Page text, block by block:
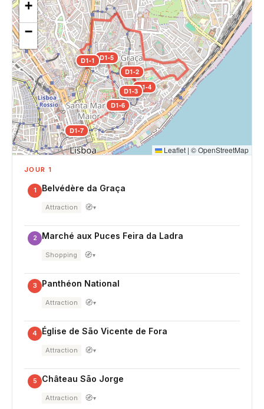
D1-1
D1-2
D1-3D1-4
D1-5
D1-6
D1-7
+
−
Leaflet | ©OpenStreetMap
JOUR 1
1 Belvédère da Graça
Attraction 🧭▾
2 Marché aux Puces Feira da Ladra
Shopping 🧭▾
3 Panthéon National
Attraction 🧭▾
4 Église de São Vicente de Fora
Attraction 🧭▾
5 Château São Jorge
Attraction 🧭▾